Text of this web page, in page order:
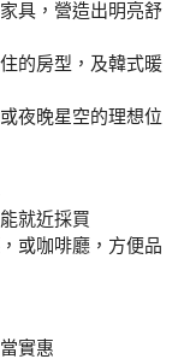
具，營造出明亮舒
的房型，及韓式暖
夜晚星空的理想位
就近採買
或咖啡廳，方便品
實惠